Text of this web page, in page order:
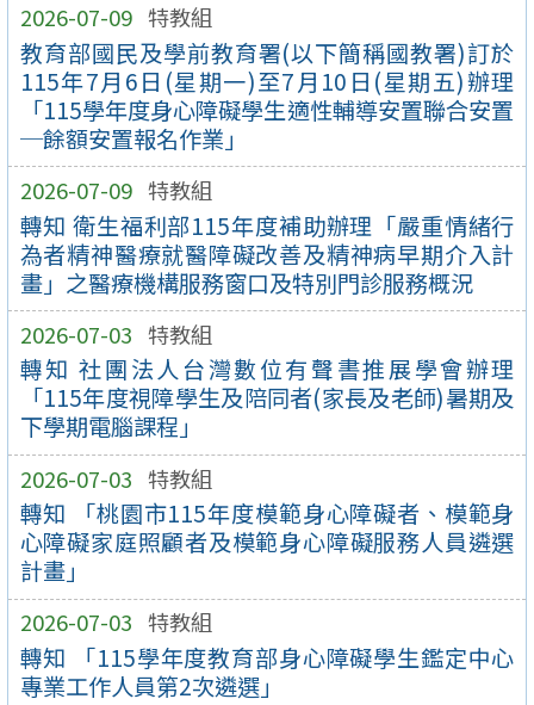
2026-07-09 特教組
教育部國民及學前教育署(以下簡稱國教署)訂於
115年7月6日(星期一)至7月10日(星期五)辦理
「115學年度身心障礙學生適性輔導安置聯合安置
─餘額安置報名作業」
2026-07-09 特教組
轉知 衛生福利部115年度補助辦理「嚴重情緒行
為者精神醫療就醫障礙改善及精神病早期介入計
畫」之醫療機構服務窗口及特別門診服務概況
2026-07-03 特教組
轉知 社團法人台灣數位有聲書推展學會辦理
「115年度視障學生及陪同者(家長及老師)暑期及
下學期電腦課程」
2026-07-03 特教組
轉知 「桃園市115年度模範身心障礙者、模範身
心障礙家庭照顧者及模範身心障礙服務人員遴選
計畫」
2026-07-03 特教組
轉知 「115學年度教育部身心障礙學生鑑定中心
專業工作人員第2次遴選」